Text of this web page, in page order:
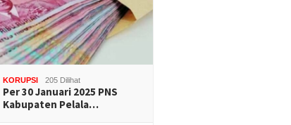
KORUPSI 205 Dilihat
Per 30 Januari 2025 PNS
Kabupaten Pelala…